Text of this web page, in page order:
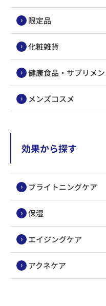
限定品
化粧雑貨
健康食品・サプリメン
メンズコスメ
効果から探す
ブライトニングケア
保湿
エイジングケア
アクネケア